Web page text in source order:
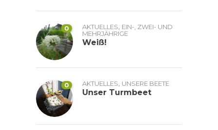
0 AKTUELLES, EIN-, ZWEI- UND
MEHRJÄHRIGE
Weiß!
0 AKTUELLES, UNSERE BEETE
Unser Turmbeet